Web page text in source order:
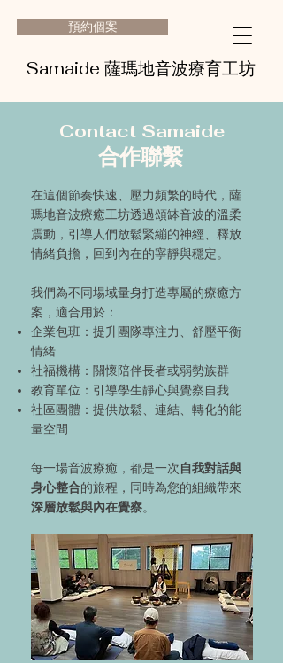
預約個案
Samaide 薩瑪地音波療育工坊
Contact Samaide
合作聯繫
在這個節奏快速、壓力頻繁的時代，薩
瑪地音波療癒工坊透過頌缽音波的溫柔
震動，引導人們放鬆緊繃的神經、釋放
情緒負擔，回到內在的寧靜與穩定。
我們為不同場域量身打造專屬的療癒方
案，適合用於：
企業包班 ：提升團隊專注力、舒壓平衡
情緒
社福機構：關懷陪伴長者或弱勢族群
教育單位：引導學生靜心與覺察自我
社區團體：提供放鬆、連結、轉化的能
量空間
每一場音波療癒，都是一次自我對話與
身心整合的旅程，同時為您的組織帶來
深層放鬆與內在覺察。